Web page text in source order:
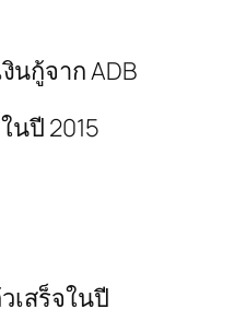
นกู้จาก ADB
นปี 2015
เสร็จในปี